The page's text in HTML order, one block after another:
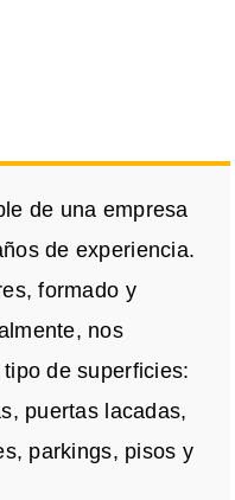
de una empresa
de experiencia.
formado y
nos
de superficies:
puertas lacadas,
parkings, pisos y